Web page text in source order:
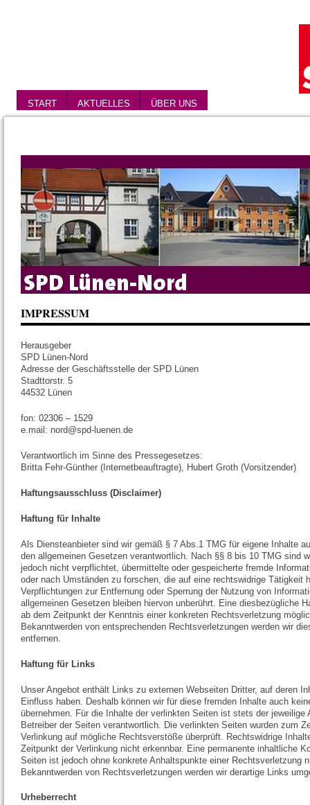
START AKTUELLES ÜBER UNS
IMPRESSUM
Herausgeber
SPD Lünen-Nord
Adresse der Geschäftsstelle der
Stadttorstr. 5
44532 Lünen
fon: 02306 – 1529
e.mail: nord@spd-luenen.de
Verantwortlich im Sinne des Pressegesetzes:
Britta Fehr-Günther (Internetbeauftragte), Hubert Groth (Vorsitzender)
Haftungsausschluss (Disclaimer)
Haftung für Inhalte
Als Diensteanbieter sind wir gemäß § 7 Abs.1 TMG für eigene Inhalte
den allgemeinen Gesetzen verantwortlich. Nach §§ 8 bis 10 TMG sind
jedoch nicht verpflichtet, übermittelte oder gespeicherte fremde
oder nach Umständen zu forschen, die auf eine rechtswidrige Tätigkeit
Verpflichtungen zur Entfernung oder Sperrung der Nutzung von
allgemeinen Gesetzen bleiben hiervon unberührt. Eine diesbezügliche
ab dem Zeitpunkt der Kenntnis einer konkreten Rechtsverletzung
Bekanntwerden von entsprechenden Rechtsverletzungen werden wir
entfernen.
Haftung für Links
Unser Angebot enthält Links zu externen Webseiten Dritter, auf deren
Einfluss haben. Deshalb können wir für diese fremden Inhalte auch
übernehmen. Für die Inhalte der verlinkten Seiten ist stets der jeweilige
Betreiber der Seiten verantwortlich. Die verlinkten Seiten wurden zum
Verlinkung auf mögliche Rechtsverstöße überprüft. Rechtswidrige
Zeitpunkt der Verlinkung nicht erkennbar. Eine permanente inhaltliche
Seiten ist jedoch ohne konkrete Anhaltspunkte einer Rechtsverletzung
Bekanntwerden von Rechtsverletzungen werden wir derartige Links
Urheberrecht